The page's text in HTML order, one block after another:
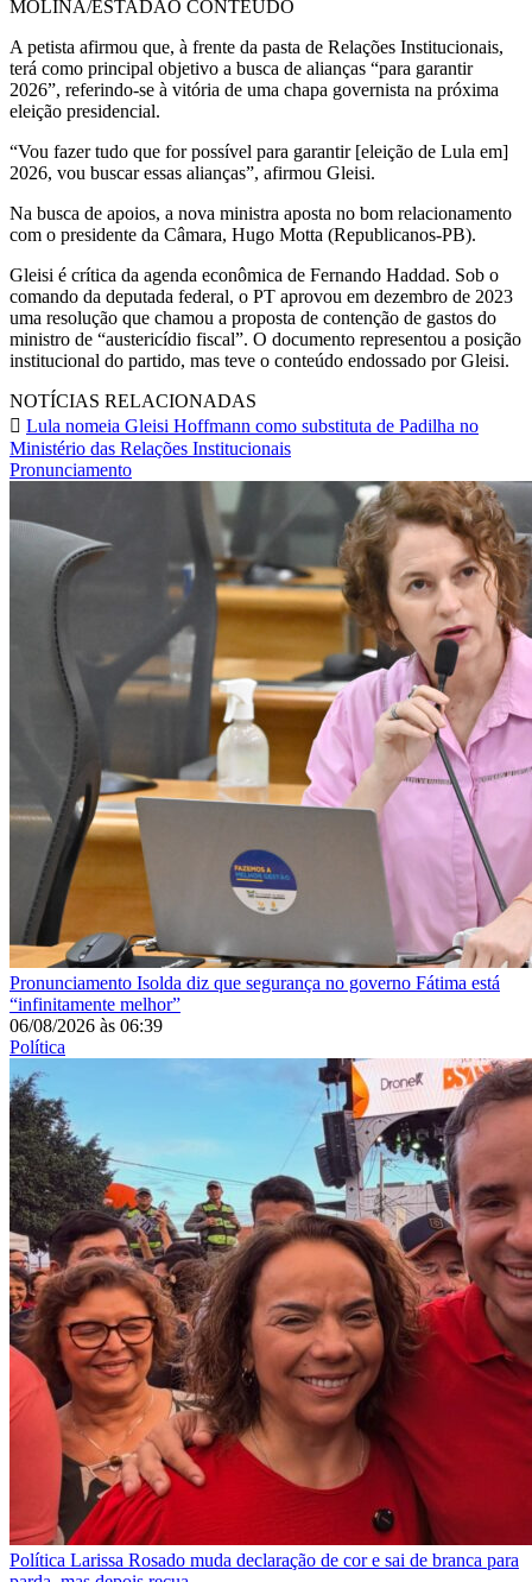
MOLINA/ESTADÃO CONTEÚDO
A petista afirmou que, à frente da pasta de Relações Institucionais,
terá como principal objetivo a busca de alianças “para garantir
2026”, referindo-se à vitória de uma chapa governista na próxima
eleição presidencial.
“Vou fazer tudo que for possível para garantir [eleição de Lula em]
2026, vou buscar essas alianças”, afirmou Gleisi.
Na busca de apoios, a nova ministra aposta no bom relacionamento
com o presidente da Câmara, Hugo Motta (Republicanos-PB).
Gleisi é crítica da agenda econômica de Fernando Haddad. Sob o
comando da deputada federal, o PT aprovou em dezembro de 2023
uma resolução que chamou a proposta de contenção de gastos do
ministro de “austericídio fiscal”. O documento representou a posição
institucional do partido, mas teve o conteúdo endossado por Gleisi.
NOTÍCIAS RELACIONADAS
Lula nomeia Gleisi Hoffmann como substituta de Padilha no
Ministério das Relações Institucionais
Pronunciamento
Pronunciamento Isolda diz que segurança no governo Fátima está
“infinitamente melhor”
06/08/2026 às 06:39
Política
Política Larissa Rosado muda declaração de cor e sai de branca para